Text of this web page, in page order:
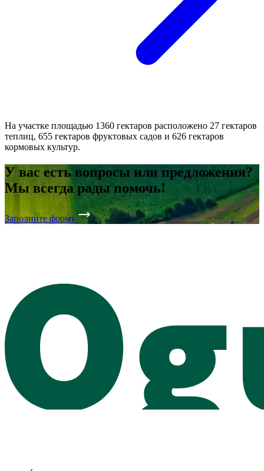
На участке площадью 1360 гектаров расположено 27 гектаров
теплиц, 655 гектаров фруктовых садов и 626 гектаров
кормовых культур.
У вас есть вопросы или предложения?
Мы всегда рады помочь!
Заполните форму